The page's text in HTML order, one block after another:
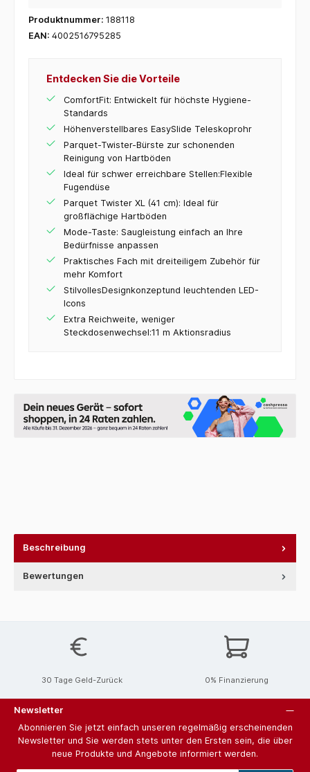
Produktnummer: 188118
EAN: 4002516795285
Entdecken Sie die Vorteile
ComfortFit: Entwickelt für höchste Hygiene-
Standards
Höhenverstellbares EasySlide Teleskoprohr
Parquet-Twister-Bürste zur schonenden
Reinigung von Hartböden
Ideal für schwer erreichbare Stellen:Flexible
Fugendüse
Parquet Twister XL (41 cm): Ideal für
großflächige Hartböden
Mode-Taste: Saugleistung einfach an Ihre
Bedürfnisse anpassen
Praktisches Fach mit dreiteiligem Zubehör für
mehr Komfort
StilvollesDesignkonzeptund leuchtenden LED-
Icons
Extra Reichweite, weniger
Steckdosenwechsel:11 m Aktionsradius
Beschreibung
Bewertungen
30 Tage Geld-Zurück 0% Finanzierung
Newsletter
Abonnieren Sie jetzt einfach unseren regelmäßig erscheinenden
Newsletter und Sie werden stets unter den Ersten sein, die über
neue Produkte und Angebote informiert werden.